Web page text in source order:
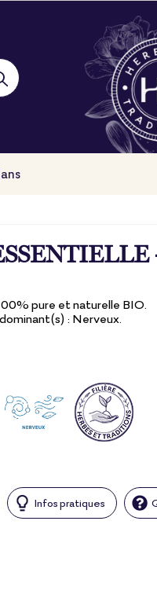
pure et naturelle BIO.
: Nerveux.
Infos pratiques